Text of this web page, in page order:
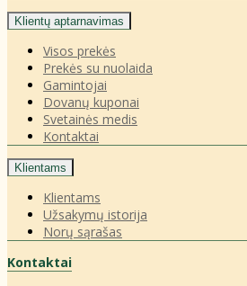
Klientų aptarnavimas
Visos prekės
Prekės su nuolaida
Gamintojai
Dovanų kuponai
Svetainės medis
Kontaktai
Klientams
Klientams
Užsakymų istorija
Norų sąrašas
Kontaktai